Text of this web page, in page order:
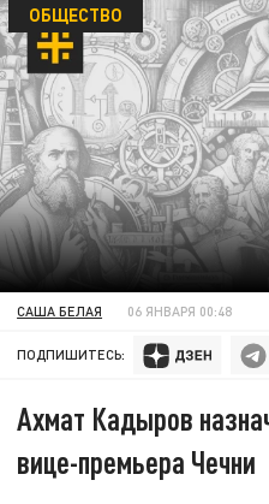
ОБЩЕСТВО
САША БЕЛАЯ 06 ЯНВАРЯ 00:48
ПОДПИШИТЕСЬ:
Ахмат Кадыров
вице-премьера Чечни